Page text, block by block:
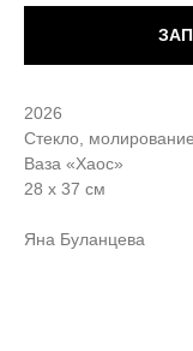
2026
Стекло, молирование
Ваза «Хаос»
28 х 37 см
Яна Буланцева